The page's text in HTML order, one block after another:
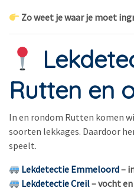
Zo weet je waar je moet
Rutten en
In en rondom Rutten komen
soorten lekkages. Daardoor
speelt.
Lekdetectie Emmeloord–
Lekdetectie Creil– vocht